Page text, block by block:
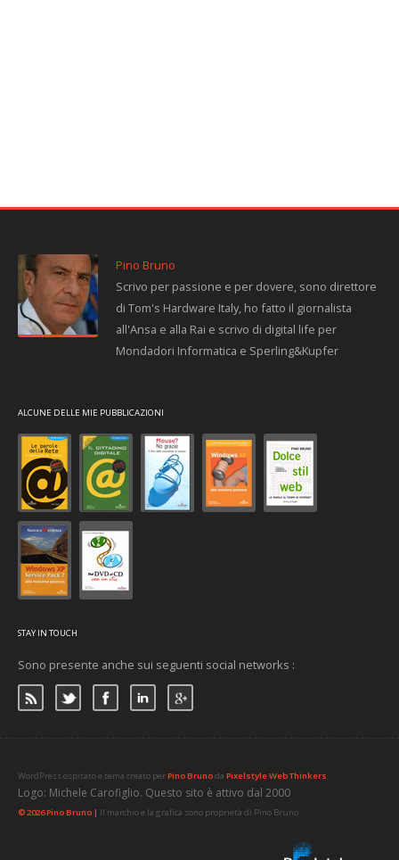
Pino Bruno
Scrivo per passione e per dovere, sono direttore
di Tom's Hardware Italy, ho fatto il giornalista
all'Ansa e alla Rai e scrivo di digital life per
Mondadori Informatica e Sperling&Kupfer
ALCUNE DELLE MIE PUBBLICAZIONI
STAY IN TOUCH
Sono presente anche sui seguenti social networks :
WordPress ospitato e tema creato perPino Brunoda Pixelstyle Web Thinkers
Logo: Michele Carofiglio. Questo sito è attivo dal 2000
© 2026 Pino Bruno | Il marchio e la grafica sono proprietà di Pino Bruno